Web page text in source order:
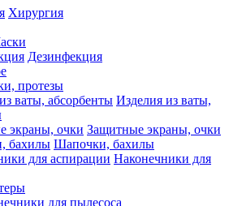
Хирургия
Дезинфекция
протезы
Изделия из ваты,
Защитные экраны, очки
Шапочки, бахилы
Наконечники для
для пылесоса